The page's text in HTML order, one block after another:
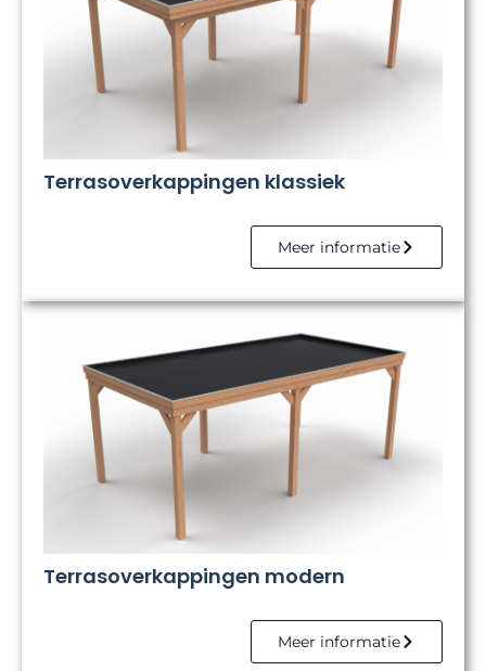
Terrasoverkappingen klassiek
Meer informatie
Terrasoverkappingen modern
Meer informatie